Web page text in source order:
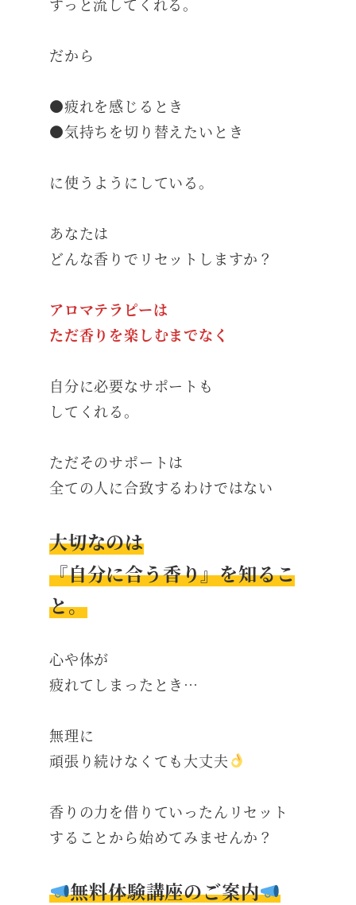
だから
●疲れを感じるとき
●気持ちを切り替えたいとき
に使うようにしている。
あなたは
どんな香りでリセットしますか？
アロマテラピーは
ただ香りを楽しむまでなく
自分に必要なサポートも
してくれる。
ただそのサポートは
全ての人に合致するわけではない
大切なのは
『自分に合う香り』を知るこ
と。
心や体が
疲れてしまったとき…
無理に
頑張り続けなくても大丈夫
香りの力を借りていったんリセット
することから始めてみませんか？
無料体験講座のご案内